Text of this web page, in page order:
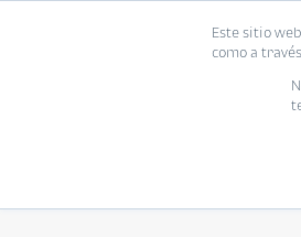
Este sitio
como a
Proyecto